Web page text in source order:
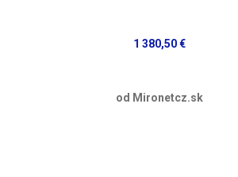
1 380,50 €
od Mironetcz.sk